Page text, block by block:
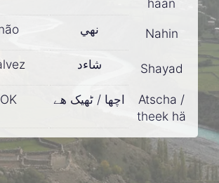
نھي Nahin
شاءد Shayad
OK اچھا / ٹھيک ھے
Atscha /
theek hä